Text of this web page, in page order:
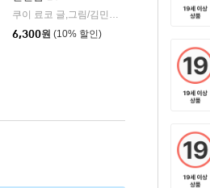
디어
쿠이 료코 글,그림/김민재 역
소미미디어
6,300원 (10% 할인)